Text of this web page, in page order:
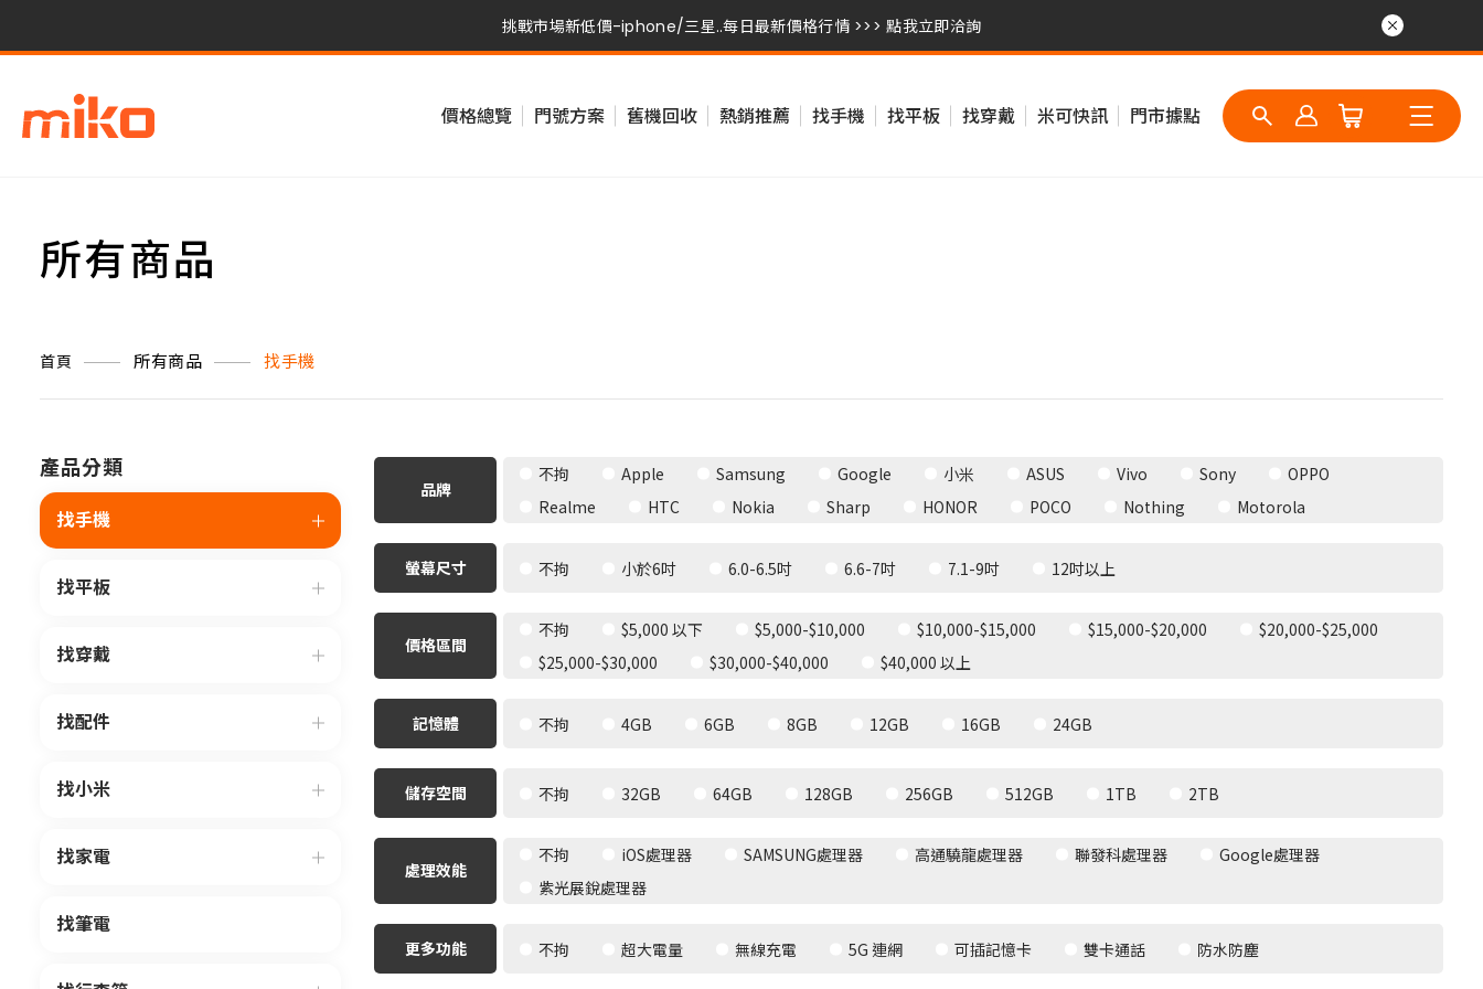
挑戰市場新低價-iphone/三星..每日最新價格行情 >>> 點我立即洽詢
挑戰市場新低價-iphone/三星..每日最新價格行情 >>> 點我立即洽詢
價格總覽 門號方案 舊機回收 熱銷推薦 找手機 找平板 找穿戴 米可快訊 門市據點
所有商品
首頁 所有商品 找手機
品牌
不拘 Apple Samsung Google 小米 ASUS Vivo Sony
OPPO
Realme
HTC Nokia Sharp HONOR POCO Nothing Motorola
螢幕尺寸 不拘 小於6吋 6.0-6.5吋 6.6-7吋 7.1-9吋 12吋以上
價格區間
不拘 $5,000 以下 $5,000-$10,000 $10,000-$15,000 $15,000-$20,000
$20,000-$25,000
$25,000-$30,000
$30,000-$40,000 $40,000 以上
記憶體 不拘 4GB 6GB 8GB 12GB 16GB 24GB
儲存空間 不拘 32GB 64GB 128GB 256GB 512GB 1TB 2TB
處理效能
不拘 iOS處理器 SAMSUNG處理器 高通驍龍處理器 聯發科處理器
Google處理器
紫光展銳處理器
更多功能 不拘 超大電量 無線充電 5G 連網 可插記憶卡 雙卡通話 防水防塵
產品分類
找手機
找平板
找穿戴
找配件
找小米
找家電
找筆電